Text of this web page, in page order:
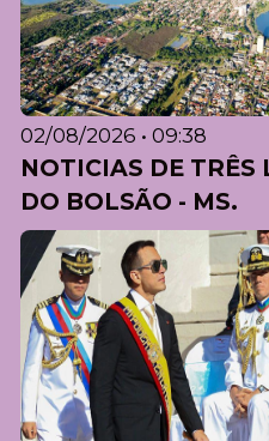
02/08/2026 • 09:38
NOTICIAS DE TRÊS
DO BOLSÃO - MS.